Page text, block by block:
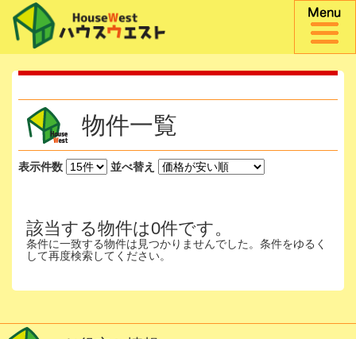
物件一覧
表示件数 並べ替え
該当する物件は0件です。
条件に一致する物件は見つかりませんでした。条件をゆるく
して再度検索してください。